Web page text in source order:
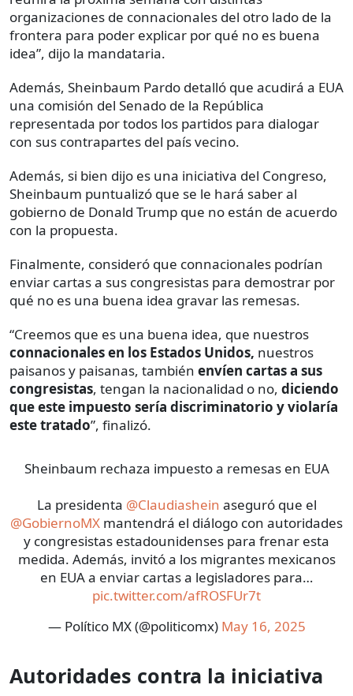
organizaciones de connacionales del otro lado de la
frontera para poder explicar por qué no es buena
idea”, dijo la mandataria.
Además, Sheinbaum Pardo detalló que acudirá a EUA
una comisión del Senado de la República
representada por todos los partidos para dialogar
con sus contrapartes del país vecino.
Además, si bien dijo es una iniciativa del Congreso,
Sheinbaum puntualizó que se le hará saber al
gobierno de Donald Trump que no están de acuerdo
con la propuesta.
Finalmente, consideró que connacionales podrían
enviar cartas a sus congresistas para demostrar por
qué no es una buena idea gravar las remesas.
“Creemos que es una buena idea, que nuestros
connacionales en los Estados Unidos, nuestros
paisanos y paisanas, también envíen cartas a sus
congresistas, tengan la nacionalidad o no, diciendo
que este impuesto sería discriminatorio y violaría
este tratado”, finalizó.
Sheinbaum rechaza impuesto a remesas en EUA
La presidenta @Claudiashein aseguró que el
@GobiernoMX mantendrá el diálogo con autoridades
y congresistas estadounidenses para frenar esta
medida. Además, invitó a los migrantes mexicanos
en EUA a enviar cartas a legisladores para…
pic.twitter.com/afROSFUr7t
— Político MX (@politicomx) May 16, 2025
Autoridades contra la iniciativa